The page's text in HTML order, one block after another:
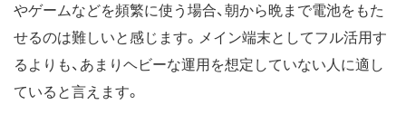
やゲームなどを頻繁に使う場合、朝から晩まで電池をもた
せるのは難しいと感じます。メイン端末としてフル活用す
るよりも、あまりヘビーな運用を想定していない人に適し
ていると言えます。